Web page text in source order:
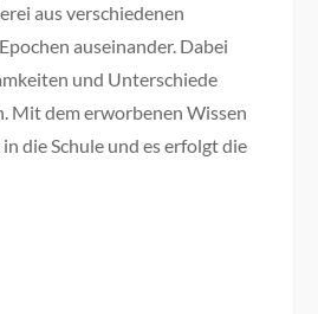
aus verschiedenen
auseinander. Dabei
und Unterschiede
Mit dem erworbenen Wissen
die Schule und es erfolgt die